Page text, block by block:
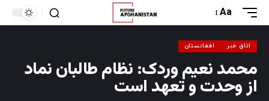
Aa
اتاق خبر افغانستان
محمد نعیم وردک: نظام طالبان نماد
از وحدت و تعهد است